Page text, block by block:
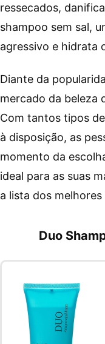
ressecados,
shampoo sem sal,
agressivo e hidrata
Diante da
mercado da beleza
Com tantos tipos
à disposição, as
momento da
ideal para as suas
a lista dos
Duo